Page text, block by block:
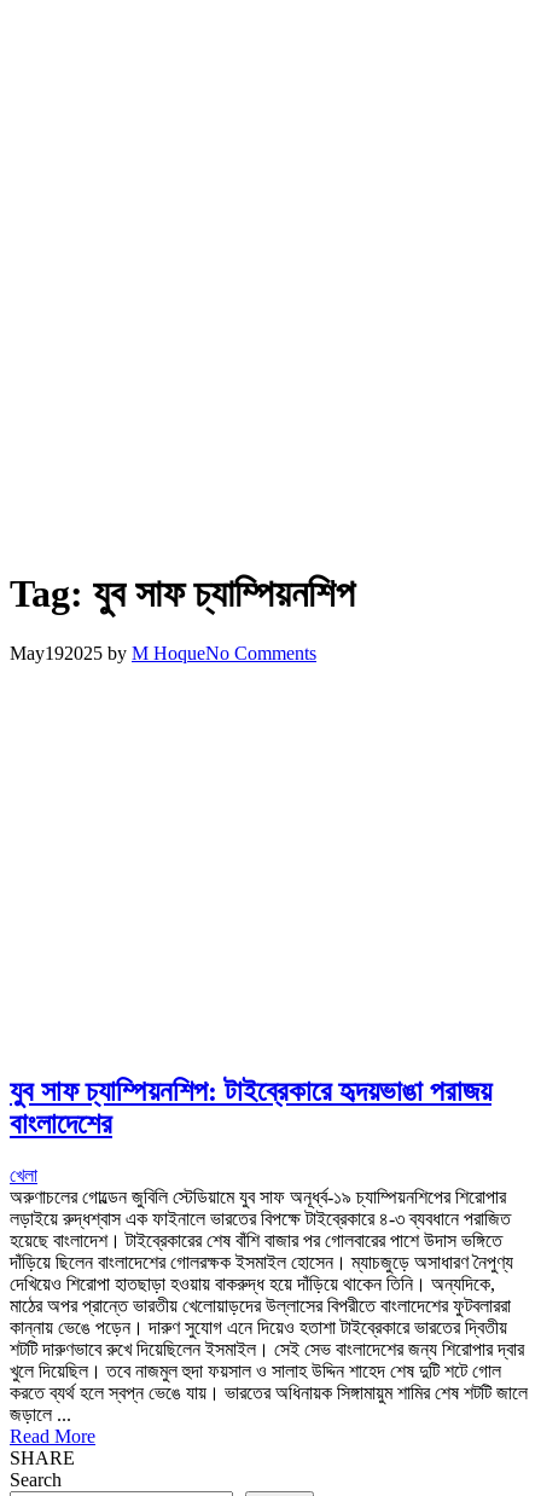
Tag: যুব সাফ চ্যাম্পিয়নশিপ
May192025 by M HoqueNo Comments
যুব সাফ চ্যাম্পিয়নশিপ: টাইব্রেকারে হৃদয়ভাঙা পরাজয়
বাংলাদেশের
খেলা
অরুণাচলের গোল্ডেন জুবিলি স্টেডিয়ামে যুব সাফ অনূর্ধ্ব-১৯ চ্যাম্পিয়নশিপের শিরোপার
লড়াইয়ে রুদ্ধশ্বাস এক ফাইনালে ভারতের বিপক্ষে টাইব্রেকারে ৪-৩ ব্যবধানে পরাজিত
হয়েছে বাংলাদেশ। টাইব্রেকারের শেষ বাঁশি বাজার পর গোলবারের পাশে উদাস ভঙ্গিতে
দাঁড়িয়ে ছিলেন বাংলাদেশের গোলরক্ষক ইসমাইল হোসেন। ম্যাচজুড়ে অসাধারণ নৈপুণ্য
দেখিয়েও শিরোপা হাতছাড়া হওয়ায় বাকরুদ্ধ হয়ে দাঁড়িয়ে থাকেন তিনি। অন্যদিকে,
মাঠের অপর প্রান্তে ভারতীয় খেলোয়াড়দের উল্লাসের বিপরীতে বাংলাদেশের ফুটবলাররা
কান্নায় ভেঙে পড়েন। দারুণ সুযোগ এনে দিয়েও হতাশা টাইব্রেকারে ভারতের দ্বিতীয়
শটটি দারুণভাবে রুখে দিয়েছিলেন ইসমাইল। সেই সেভ বাংলাদেশের জন্য শিরোপার দ্বার
খুলে দিয়েছিল। তবে নাজমুল হুদা ফয়সাল ও সালাহ উদ্দিন শাহেদ শেষ দুটি শটে গোল
করতে ব্যর্থ হলে স্বপ্ন ভেঙে যায়। ভারতের অধিনায়ক সিঙ্গামায়ুম শামির শেষ শটটি জালে
জড়ালে ...
Read More
SHARE
Search